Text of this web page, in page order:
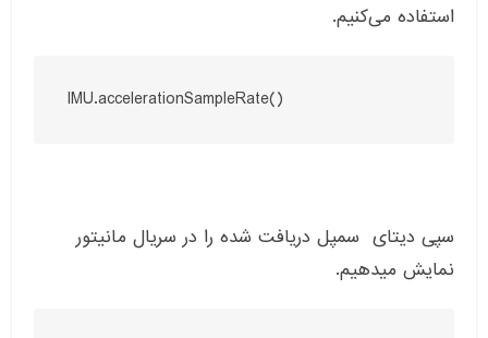
استفاده می‌کنیم.
IMU.accelerationSampleRate()
سپی دیتای سمپل دریافت شده را در سریال مانیتور
نمایش میدهیم.